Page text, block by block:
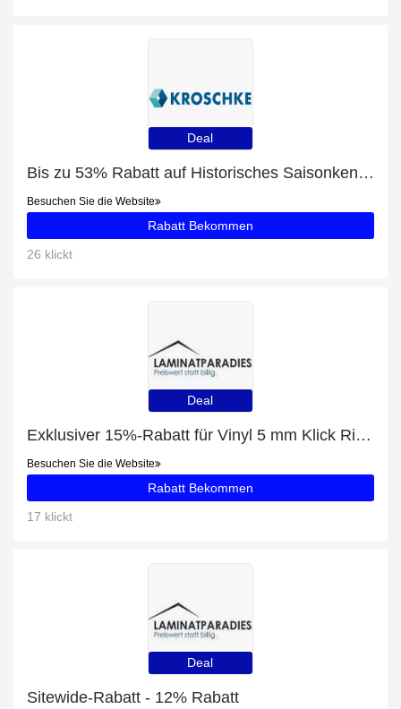
Deal
Bis zu 53% Rabatt auf Historisches Saisonkennzeichen für Motorräder und mehr
Besuchen Sie die Website
Rabatt Bekommen
26 klickt
Deal
Exklusiver 15%-Rabatt für Vinyl 5 mm Klick Rigid "Brooklyn Factory" - WINEO 600 stone XL
Besuchen Sie die Website
Rabatt Bekommen
17 klickt
Deal
Sitewide-Rabatt - 12% Rabatt